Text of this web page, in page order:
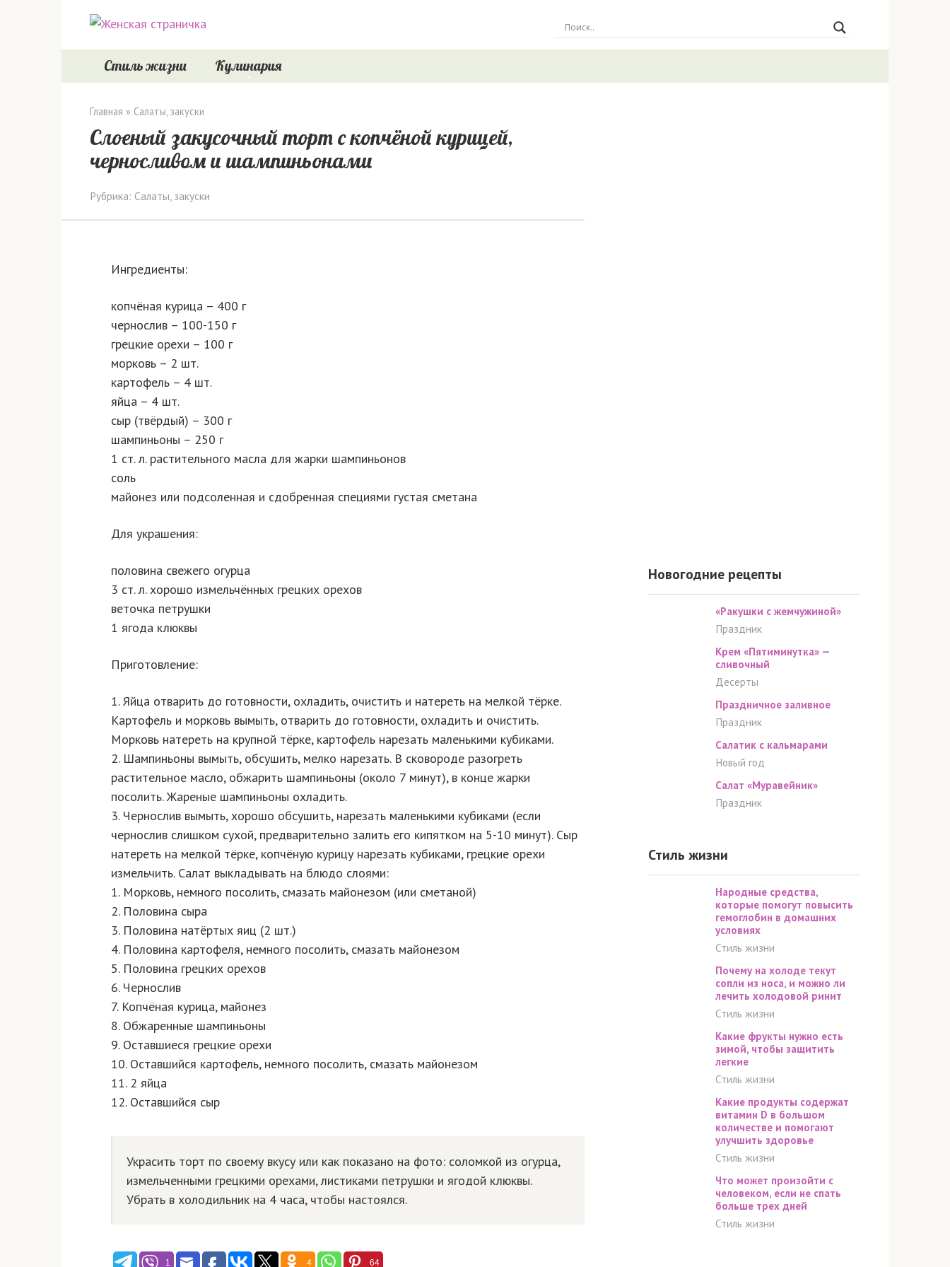
Стиль жизни Кулинария
Главная » Салаты, закуски
Слоеный закусочный торт с копчёной курицей,
черносливом и шампиньонами
Рубрика: Салаты, закуски
Ингредиенты:
копчёная курица – 400 г
чернослив – 100-150 г
грецкие орехи – 100 г
морковь – 2 шт.
картофель – 4 шт.
яйца – 4 шт.
сыр (твёрдый) – 300 г
шампиньоны – 250 г
1 ст. л. растительного масла для жарки шампиньонов
соль
майонез или подсоленная и сдобренная специями густая сметана
Для украшения:
половина свежего огурца
3 ст. л. хорошо измельчённых грецких орехов
веточка петрушки
1 ягода клюквы
Приготовление:
1. Яйца отварить до готовности, охладить, очистить и натереть на мелкой тёрке.
Картофель и морковь вымыть, отварить до готовности, охладить и очистить.
Морковь натереть на крупной тёрке, картофель нарезать маленькими кубиками.
2. Шампиньоны вымыть, обсушить, мелко нарезать. В сковороде разогреть
растительное масло, обжарить шампиньоны (около 7 минут), в конце жарки
посолить. Жареные шампиньоны охладить.
3. Чернослив вымыть, хорошо обсушить, нарезать маленькими кубиками (если
чернослив слишком сухой, предварительно залить его кипятком на 5-10 минут). Сыр
натереть на мелкой тёрке, копчёную курицу нарезать кубиками, грецкие орехи
измельчить. Салат выкладывать на блюдо слоями:
1. Морковь, немного посолить, смазать майонезом (или сметаной)
2. Половина сыра
3. Половина натёртых яиц (2 шт.)
4. Половина картофеля, немного посолить, смазать майонезом
5. Половина грецких орехов
6. Чернослив
7. Копчёная курица, майонез
8. Обжаренные шампиньоны
9. Оставшиеся грецкие орехи
10. Оставшийся картофель, немного посолить, смазать майонезом
11. 2 яйца
12. Оставшийся сыр
Украсить торт по своему вкусу или как показано на фото: соломкой из огурца,
измельченными грецкими орехами, листиками петрушки и ягодой клюквы.
Убрать в холодильник на 4 часа, чтобы настоялся.
1 4 64
Новогодние рецепты
«Ракушки с жемчужиной»
Праздник
Крем «Пятиминутка» —
сливочный
Десерты
Праздничное заливное
Праздник
Салатик с кальмарами
Новый год
Салат «Муравейник»
Праздник
Стиль жизни
Народные средства,
которые помогут повысить
гемоглобин в домашних
условиях
Стиль жизни
Почему на холоде текут
сопли из носа, и можно ли
лечить холодовой ринит
Стиль жизни
Какие фрукты нужно есть
зимой, чтобы защитить
легкие
Стиль жизни
Какие продукты содержат
витамин D в большом
количестве и помогают
улучшить здоровье
Стиль жизни
Что может произойти с
человеком, если не спать
больше трех дней
Стиль жизни